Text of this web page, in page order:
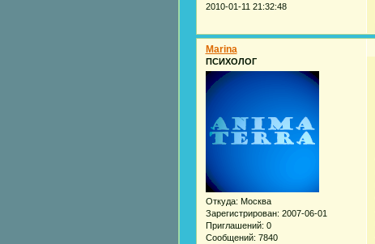
2010-01-11 21:32:48
Marina
ПСИХОЛОГ
Откуда: Москва
Зарегистрирован: 2007-06-01
Приглашений: 0
Сообщений: 7840